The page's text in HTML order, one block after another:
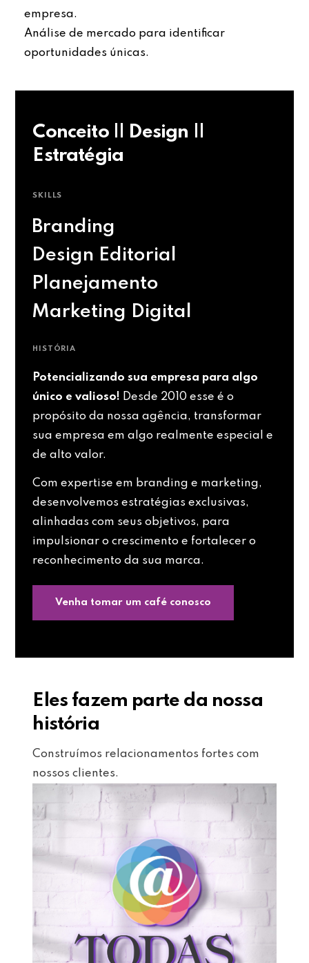
empresa.
Análise de mercado para identificar
oportunidades únicas.
Conceito || Design ||
Estratégia
SKILLS
Branding
Design Editorial
Planejamento
Marketing Digital
HISTÓRIA
Potencializando sua empresa para algo
único e valioso! Desde 2010 esse é o
propósito da nossa agência, transformar
sua empresa em algo realmente especial e
de alto valor.
Com expertise em branding e marketing,
desenvolvemos estratégias exclusivas,
alinhadas com seus objetivos, para
impulsionar o crescimento e fortalecer o
reconhecimento da sua marca.
Venha tomar um café conosco
Eles fazem parte da nossa
história
Construímos relacionamentos fortes com
nossos clientes.